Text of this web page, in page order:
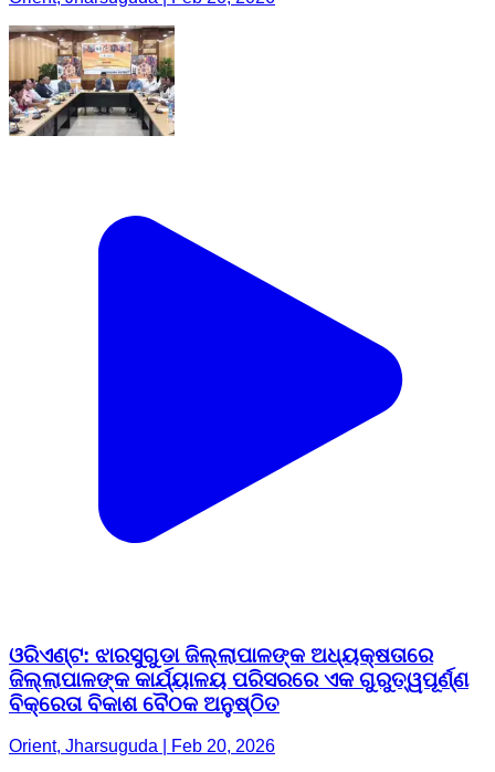
ଓରିଏଣ୍ଟ: ଝାରସୁଗୁଡା ଜିଲ୍ଲାପାଳଙ୍କ ଅଧ୍ୟକ୍ଷତାରେ
ଜିଲ୍ଲାପାଳଙ୍କ କାର୍ଯ୍ୟାଳୟ ପରିସରରେ ଏକ ଗୁରୁତ୍ୱପୂର୍ଣ୍ଣ
ବିକ୍ରେତା ବିକାଶ ବୈଠକ ଅନୁଷ୍ଠିତ
Orient, Jharsuguda | Feb 20, 2026